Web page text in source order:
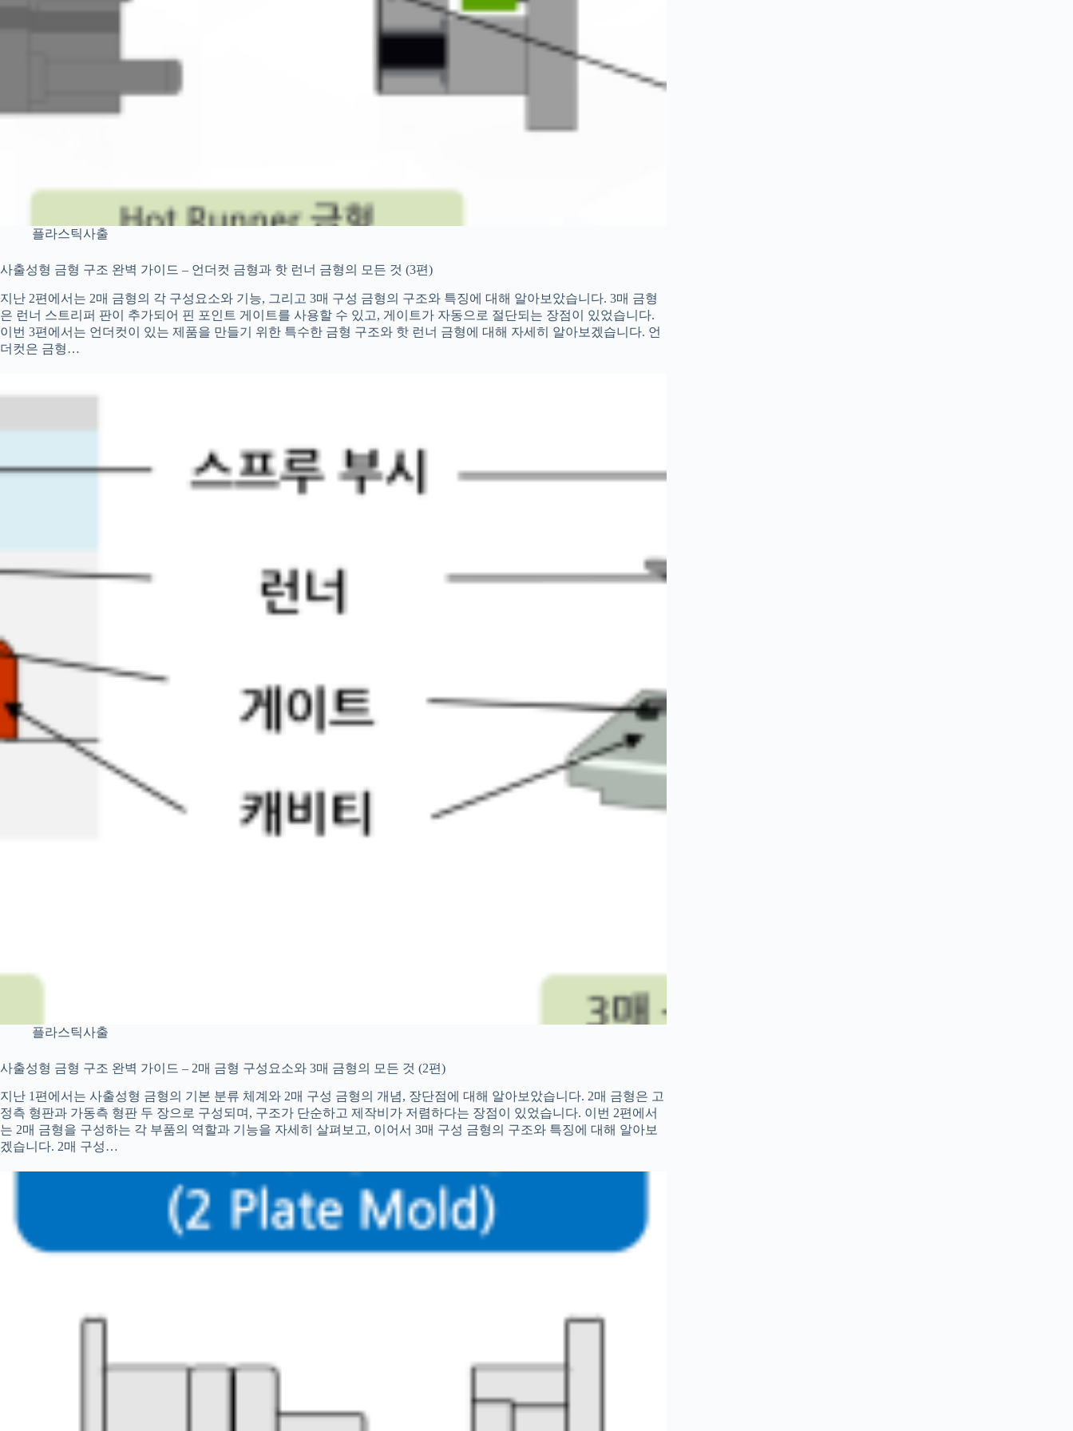
플라스틱사출
사출성형 금형 구조 완벽 가이드 – 언더컷 금형과 핫 런너 금형의 모든 것 (3편)
지난 2편에서는 2매 금형의 각 구성요소와 기능, 그리고 3매 구성 금형의 구조와 특징에 대해 알아보았습니다. 3매 금형
은 런너 스트리퍼 판이 추가되어 핀 포인트 게이트를 사용할 수 있고, 게이트가 자동으로 절단되는 장점이 있었습니다.
이번 3편에서는 언더컷이 있는 제품을 만들기 위한 특수한 금형 구조와 핫 런너 금형에 대해 자세히 알아보겠습니다. 언
더컷은 금형…
플라스틱사출
사출성형 금형 구조 완벽 가이드 – 2매 금형 구성요소와 3매 금형의 모든 것 (2편)
지난 1편에서는 사출성형 금형의 기본 분류 체계와 2매 구성 금형의 개념, 장단점에 대해 알아보았습니다. 2매 금형은 고
정측 형판과 가동측 형판 두 장으로 구성되며, 구조가 단순하고 제작비가 저렴하다는 장점이 있었습니다. 이번 2편에서
는 2매 금형을 구성하는 각 부품의 역할과 기능을 자세히 살펴보고, 이어서 3매 구성 금형의 구조와 특징에 대해 알아보
겠습니다. 2매 구성…